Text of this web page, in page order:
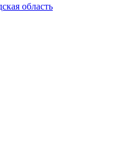
область